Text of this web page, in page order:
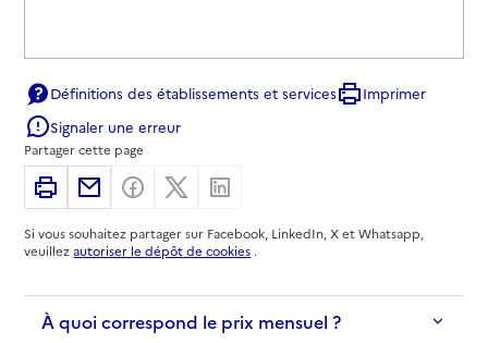
Définitions des établissements et services
Imprimer
Signaler une erreur
Partager cette page
ImprimerPartager par email
Partager sur Facebook
Partager sur X
Si vous souhaitez partager sur Facebook, LinkedIn, X et Whatsapp,
veuillezautoriser le dépôt de cookies .
À quoi correspond le prix mensuel ?